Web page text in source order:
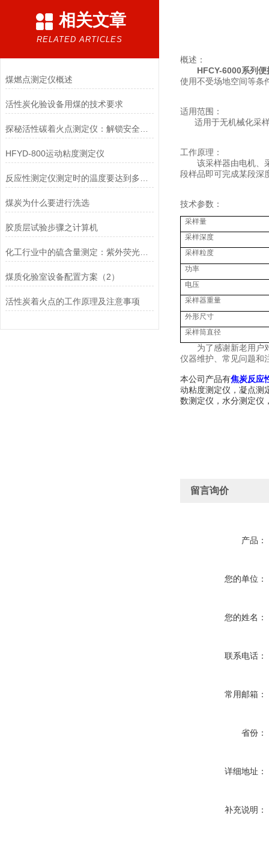
相关文章
RELATED ARTICLES
煤燃点测定仪概述
活性炭化验设备用煤的技术要求
HFYD-800运动粘度测定仪
煤炭为什么要进行洗选
胶质层试验步骤之计算机
化工行业中的硫含量测定：紫外荧光测硫仪的重要性
煤质化验室设备配置方案（2）
活性炭着火点的工作原理及注意事项
概述：
HFCY-6000系列
使用不受场地空间等条
适用范围：
适用于无机械化采样
工作原理：
该采样器由电机、采
段样品即可完成某段深
技术参数：
采样量
采样深度
采样粒度
功率
电压
采样器重量
外形尺寸
采样筒直径
为了感谢新老用户
仪器维护、常见问题和
本公司产品有焦炭反应
动粘度测定仪， 凝点测
数测定仪，水分测定仪
留言询价
产品：
您的单位：
您的姓名：
联系电话：
常用邮箱：
省份：
详细地址：
补充说明：